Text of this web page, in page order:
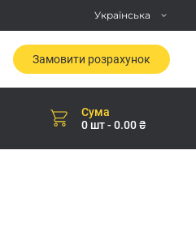
Українська
Замовити розрахунок
Сума
0 шт - 0.00 ₴